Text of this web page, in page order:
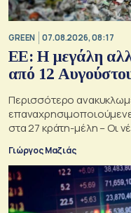
GREEN 07.08.2026, 08:17
ΕΕ: Η μεγάλη
από 12
Περισσότερο
στα 27 κράτη-μέλη – Οι
Γιώργος Μαζιάς